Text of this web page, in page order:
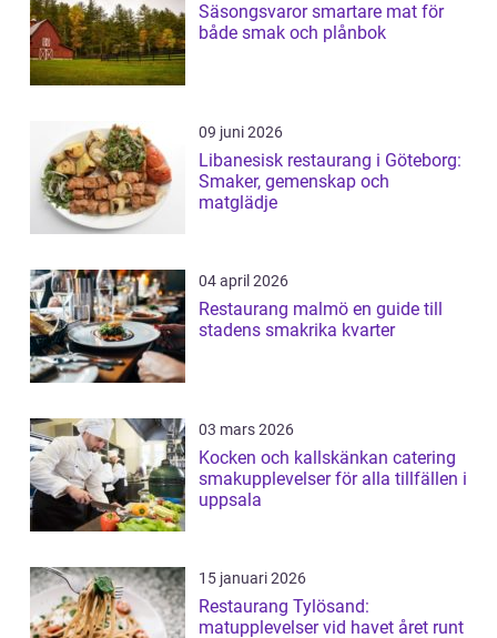
Säsongsvaror smartare mat för
både smak och plånbok
09 juni 2026
Libanesisk restaurang i Göteborg:
Smaker, gemenskap och
matglädje
04 april 2026
Restaurang malmö en guide till
stadens smakrika kvarter
03 mars 2026
Kocken och kallskänkan catering
smakupplevelser för alla tillfällen i
uppsala
15 januari 2026
Restaurang Tylösand:
matupplevelser vid havet året runt